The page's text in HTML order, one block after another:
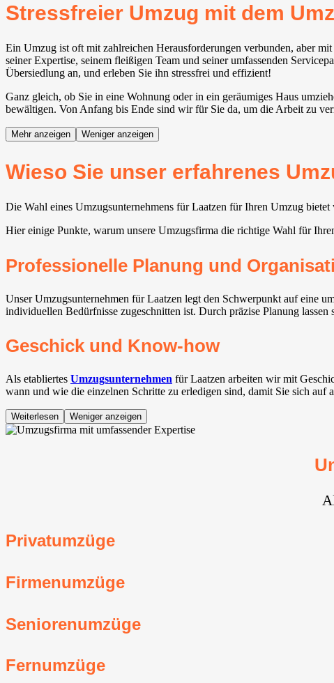
Stressfreier Umzug mit dem
Ein Umzug ist oft mit zahlreichen Herausforderungen verbunden, aber
seiner Expertise, seinem fleißigen Team und seiner umfassenden
Übersiedlung an, und erleben Sie ihn stressfrei und effizient!
Ganz gleich, ob Sie in eine Wohnung oder in ein geräumiges Haus
bewältigen. Von Anfang bis Ende sind wir für Sie da, um die Arbeit zu
Mehr anzeigen Weniger anzeigen
Wieso Sie unser erfahrenes
Die Wahl eines Umzugsunternehmens für Laatzen für Ihren Umzug
Hier einige Punkte, warum unsere Umzugsfirma die richtige Wahl für
Professionelle Planung und
Unser Umzugsunternehmen für Laatzen legt den Schwerpunkt auf eine
individuellen Bedürfnisse zugeschnitten ist. Durch präzise Planung
Geschick und Know-how
Als etabliertes Umzugsunternehmen für Laatzen arbeiten wir mit
wann und wie die einzelnen Schritte zu erledigen sind, damit Sie sich auf
Weiterlesen Weniger anzeigen
Privatumzüge
Firmenumzüge
Seniorenumzüge
Fernumzüge